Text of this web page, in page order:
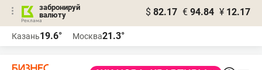
забронируй
валюту
$ 82.17 € 94.84 ¥ 12.17
Казань19.6° Москва21.3°